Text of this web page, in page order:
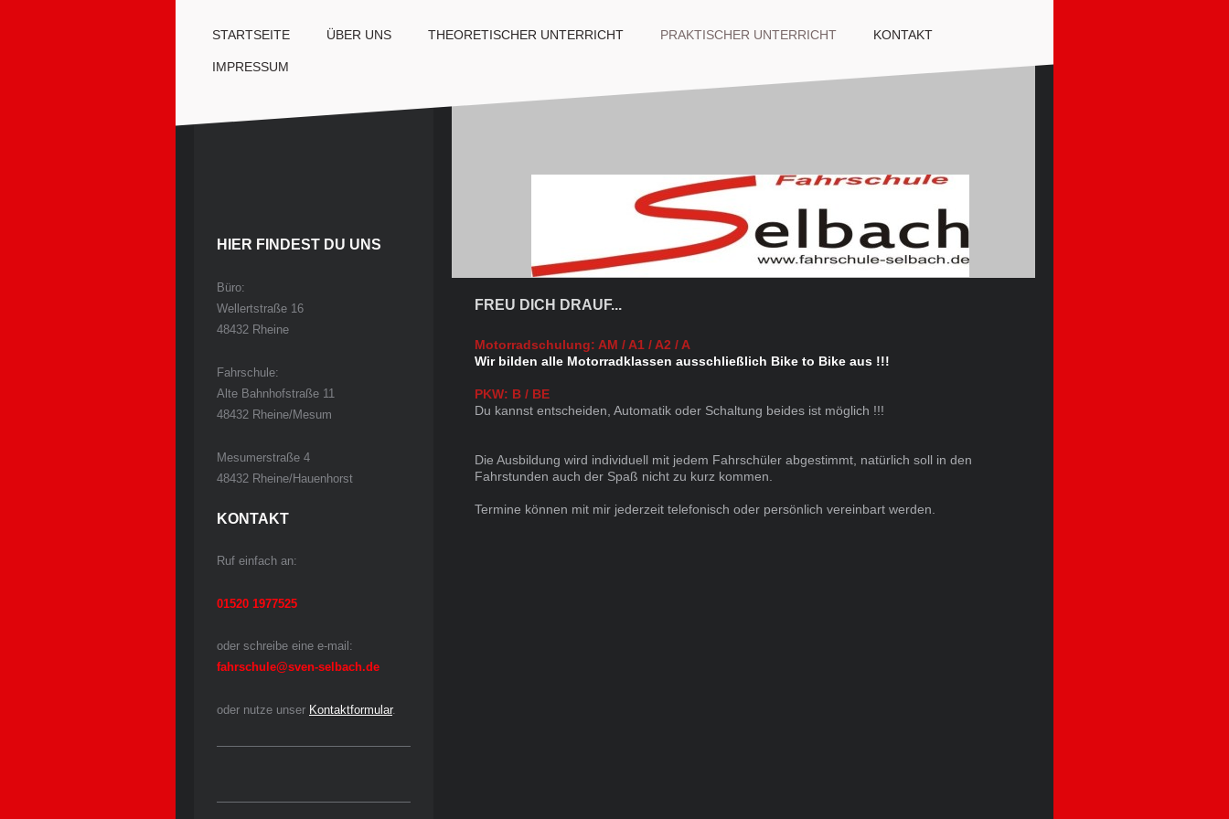
STARTSEITE ÜBER UNS THEORETISCHER UNTERRICHT PRAKTISCHER UNTERRICHT KONTAKT
IMPRESSUM
FREU DICH DRAUF...
Motorradschulung: AM / ​A1 / A2 / A
Wir bilden alle Motorradklassen ausschließlich Bike to Bike aus !!!
PKW: B / BE
Du kannst entscheiden, Automatik oder Schaltung beides ist möglich !!!
Die Ausbildung wird individuell mit jedem Fahrschüler abgestimmt, natürlich soll in den
Fahrstunden auch der Spaß nicht zu kurz kommen.
Termine können mit mir jederzeit telefonisch oder persönlich vereinbart werden.
HIER FINDEST DU UNS
Büro:
Wellertstraße 16
48432 Rheine
Fahrschule:
Alte Bahnhofstraße 11
48432 Rheine/Mesum
Mesumerstraße 4
48432 Rheine/Hauenhorst
KONTAKT
Ruf einfach an:
01520 1977525
oder schreibe eine e-mail:
fahrschule@sven-selbach.de
oder nutze unser Kontaktformular.